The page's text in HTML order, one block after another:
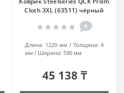
Cloth 3XL (63511) чёрный
0
Длина: 1220 мм Толщина: 4
мм
Ширина: 590 мм
45 138 ₸